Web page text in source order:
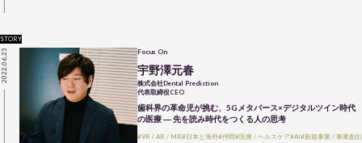
STORY
2022.06.23 Focus On
宇野澤元春
株式会社Dental Prediction
代表取締役CEO
歯科界の革命児が挑む、5Gメタバース×デジタルツイン時代
の医療 ― 先を読み時代をつくる人の思考
#VR / AR / MR#日本と海外#仲間#医療 / ヘルスケア#AI#新規事業 / 事業創出